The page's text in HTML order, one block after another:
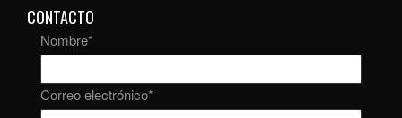
CONTACTO
Nombre*
Correo electrónico*